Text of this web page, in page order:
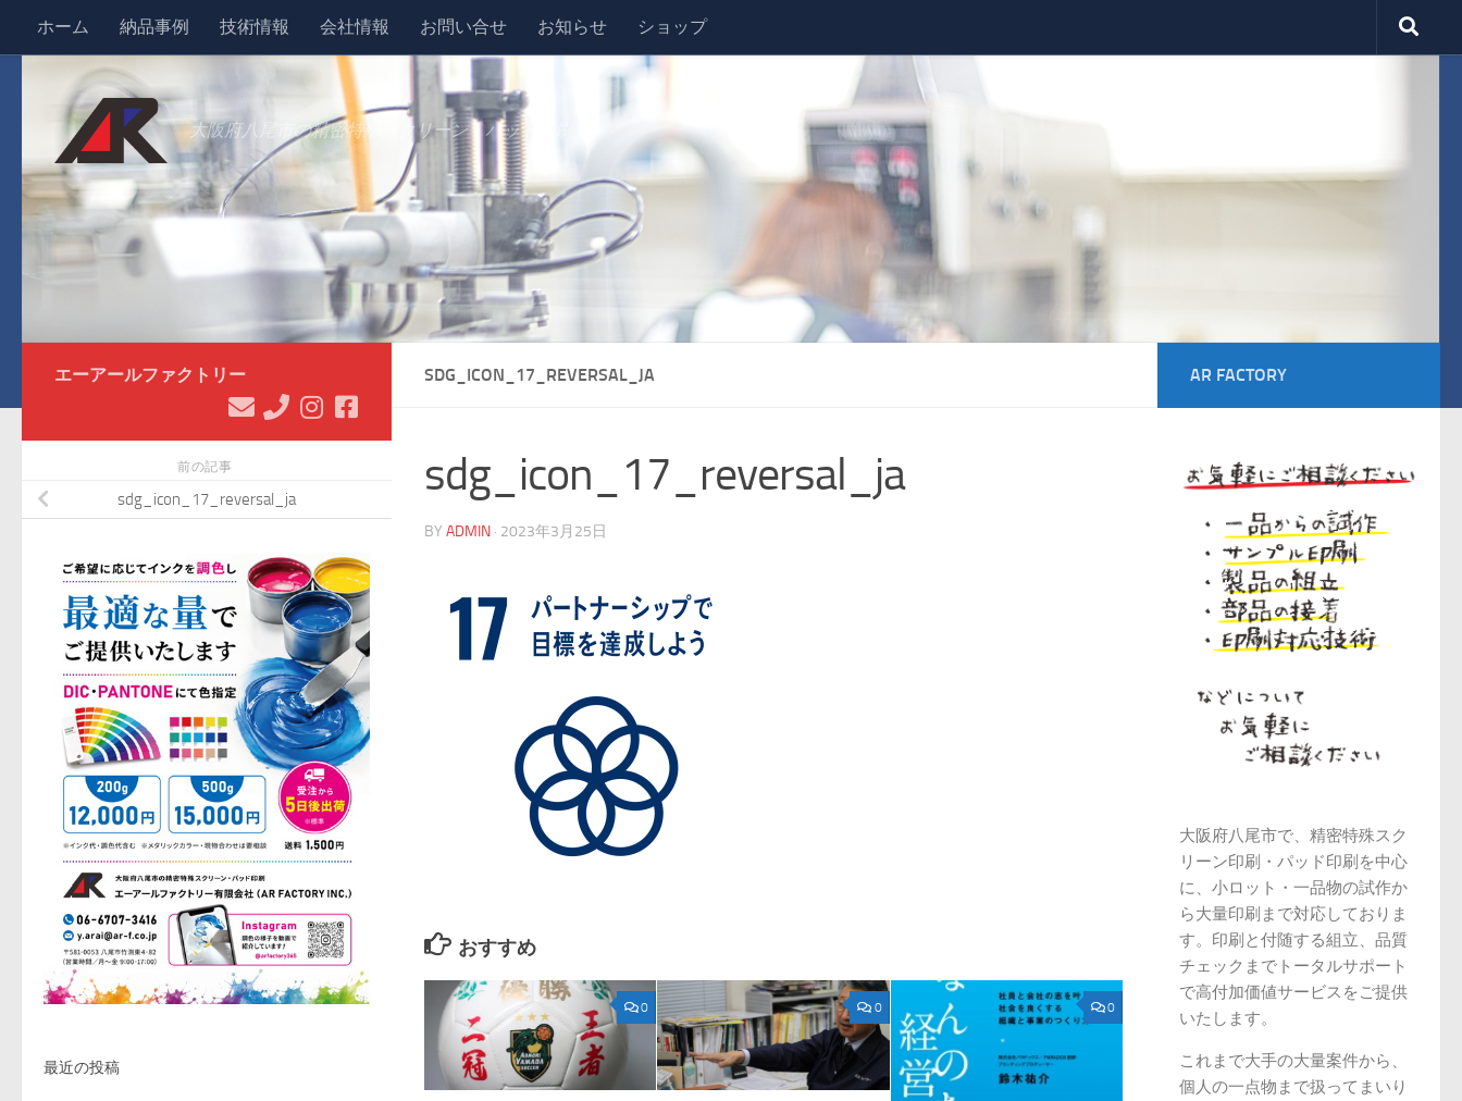
コンテンツへスキップ
ホーム 納品事例 技術情報 会社情報 お問い合せ お知らせ ショップ
大阪府八尾市の精密特殊スクリーン・パッド印刷
SDG_ICON_17_REVERSAL_JA
sdg_icon_17_reversal_ja
BY ADMIN · 2023年3月25日
おすすめ
0 0 0
エーアールファクトリー
前の記事
sdg_icon_17_reversal_ja
最近の投稿
AR FACTORY
大阪府八尾市で、精密特殊スク
リーン印刷・パッド印刷を中心
に、小ロット・一品物の試作か
ら大量印刷まで対応しておりま
す。印刷と付随する組立、品質
チェックまでトータルサポート
で高付加価値サービスをご提供
いたします。
これまで大手の大量案件から、
個人の一点物まで扱ってまいり